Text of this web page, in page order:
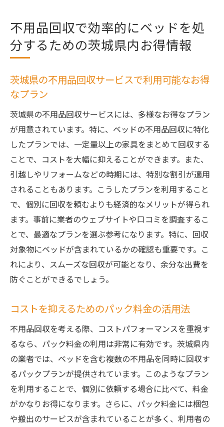
不用品回収で効率的にベッドを処
分するための茨城県内お得情報
茨城県の不用品回収サービスで利用可能なお得
なプラン
茨城県の不用品回収サービスには、多様なお得なプラン
が用意されています。特に、ベッドの不用品回収に特化
したプランでは、一定量以上の家具をまとめて回収する
ことで、コストを大幅に抑えることができます。また、
引越しやリフォームなどの時期には、特別な割引が適用
されることもあります。こうしたプランを利用すること
で、個別に回収を頼むよりも経済的なメリットが得られ
ます。事前に業者のウェブサイトや口コミを調査するこ
とで、最適なプランを選ぶ参考になります。特に、回収
対象物にベッドが含まれているかの確認も重要です。こ
れにより、スムーズな回収が可能となり、余分な出費を
防ぐことができるでしょう。
コストを抑えるためのパック料金の活用法
不用品回収を考える際、コストパフォーマンスを重視す
るなら、パック料金の利用は非常に有効です。茨城県内
の業者では、ベッドを含む複数の不用品を同時に回収す
るパックプランが提供されています。このようなプラン
を利用することで、個別に依頼する場合に比べて、料金
がかなりお得になります。さらに、パック料金には梱包
や搬出のサービスが含まれていることが多く、利用者の